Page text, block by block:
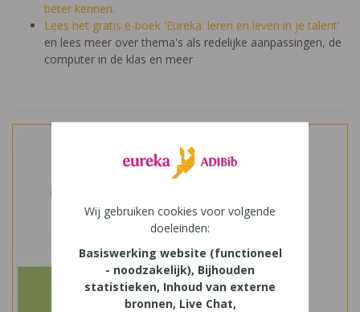
beter kennen.
Lees het gratis e-boek 'Eureka: leren en leven in je talent'
en lees meer over thema's als redelijke aanpassingen, de
computer in de klas en meer
Wij gebruiken cookies voor volgende
doeleinden:
Basiswerking website (functioneel
- noodzakelijk), Bijhouden
statistieken, Inhoud van externe
bronnen, Live Chat,